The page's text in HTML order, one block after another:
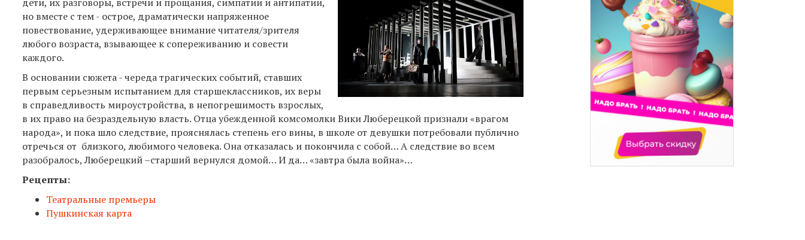
но вместе с тем - острое, драматически напряженное
повествование, удерживающее внимание читателя/зрителя
любого возраста, взывающее к сопереживанию и совести
каждого.
В основании сюжета - череда трагических событий, ставших
первым серьезным испытанием для старшеклассников, их веры
в справедливость мироустройства, в непогрешимость взрослых,
в их право на безраздельную власть. Отца убежденной комсомолки Вики Люберецкой признали «врагом
народа», и пока шло следствие, прояснялась степень его вины, в школе от девушки потребовали публично
отречься от близкого, любимого человека. Она отказалась и покончила с собой… А следствие во всем
разобралось, Люберецкий –старший вернулся домой… И да… «завтра была война»…
Рецепты:
Театральные премьеры
Пушкинская карта